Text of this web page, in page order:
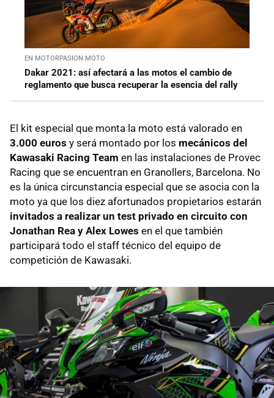
EN MOTORPASION MOTO
Dakar 2021: así afectará a las motos el cambio de
reglamento que busca recuperar la esencia del rally
El kit especial que monta la moto está valorado en
3.000 euros y será montado por los mecánicos del
Kawasaki Racing Team en las instalaciones de Provec
Racing que se encuentran en Granollers, Barcelona. No
es la única circunstancia especial que se asocia con la
moto ya que los diez afortunados propietarios estarán
invitados a realizar un test privado en circuito con
Jonathan Rea y Alex Lowes en el que también
participará todo el staff técnico del equipo de
competición de Kawasaki.